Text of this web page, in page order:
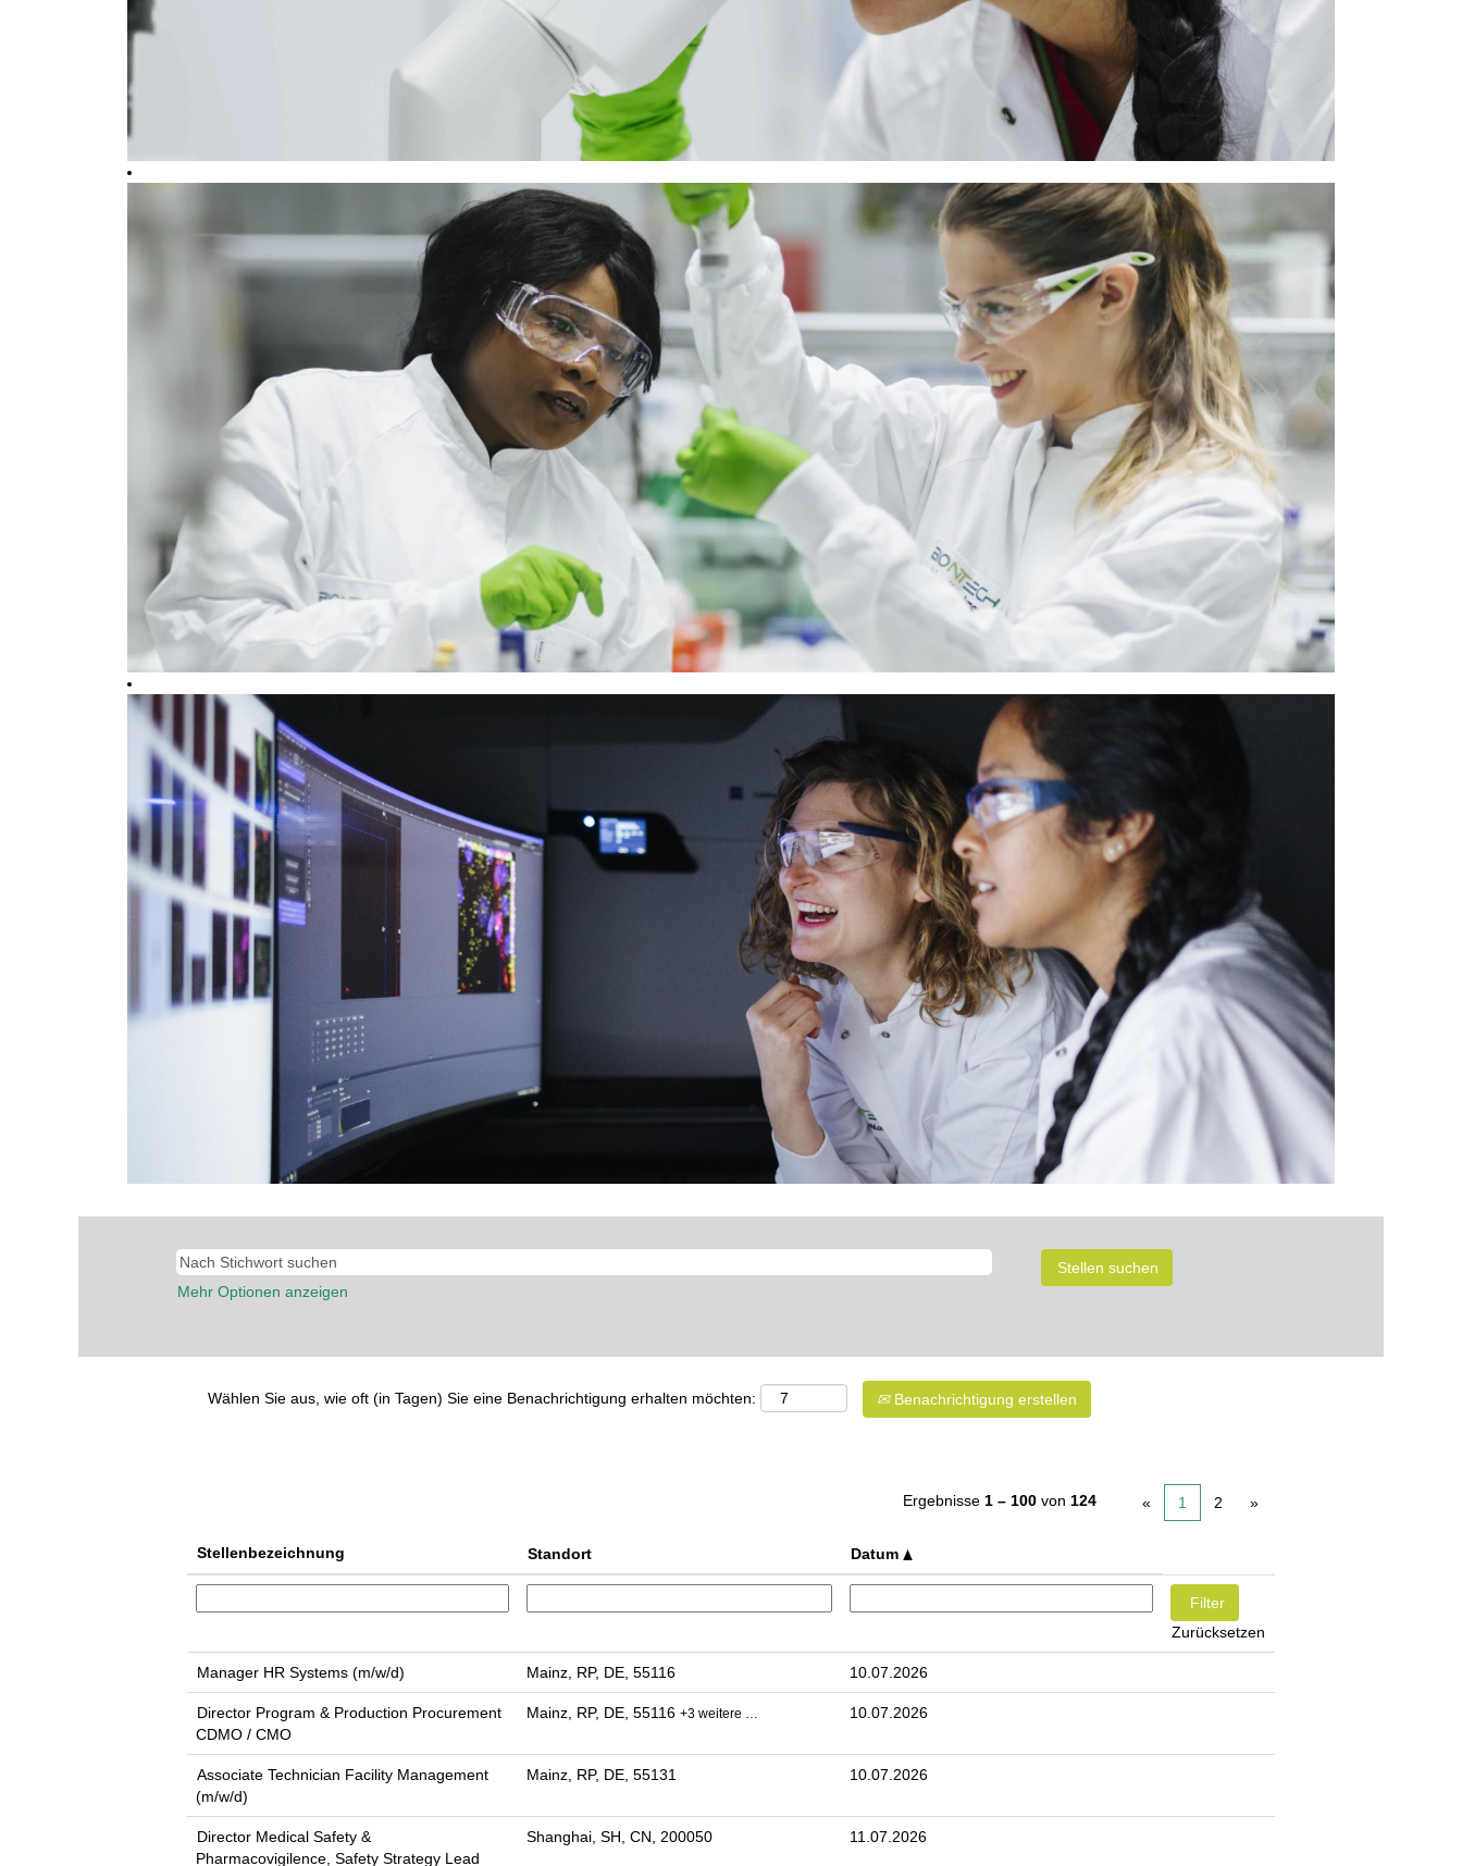
Mehr Optionen anzeigen
Wählen Sie aus, wie oft (in Tagen) Sie eine Benachrichtigung erhalten möchten: Benachrichtigung erstellen
Ergebnisse 1 – 100 von 124 « 1 2 »
Stellenbezeichnung Standort Datum
Zurücksetzen
Manager HR Systems (m/w/d) Mainz, RP, DE, 55116 10.07.2026
Director Program & Production Procurement
CDMO / CMO
Mainz, RP, DE, 55116 +3 weitere … 10.07.2026
Associate Technician Facility Management
(m/w/d)
Mainz, RP, DE, 55131 10.07.2026
Director Medical Safety &
Pharmacovigilence, Safety Strategy Lead
Shanghai, SH, CN, 200050 11.07.2026